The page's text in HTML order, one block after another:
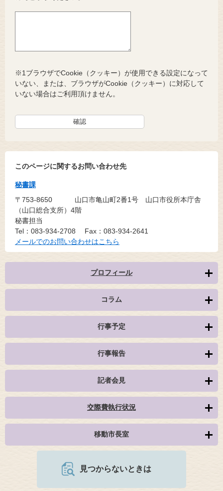
※1ブラウザでCookie（クッキー）が使用できる設定になって
いない、または、ブラウザがCookie（クッキー）に対応して
いない場合はご利用頂けません。
このページに関するお問い合わせ先
秘書課
〒753-8650
山口市亀山町2番1号 山口市役所本庁舎
（山口総合支所）4階
秘書担当
Tel：083-934-2708
Fax：083-934-2641
メールでのお問い合わせはこちら
プロフィール
コラム
行事予定
行事報告
記者会見
交際費執行状況
移動市長室
見つからないときは